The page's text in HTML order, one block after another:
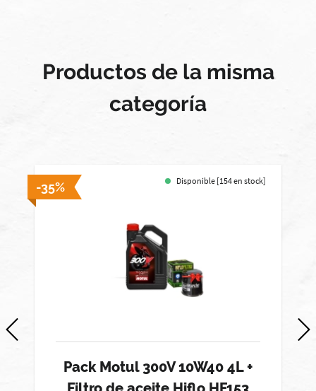
Productos de la misma
categoría
-35% Disponible [154 en stock]
Pack Motul 300V 10W40 4L +